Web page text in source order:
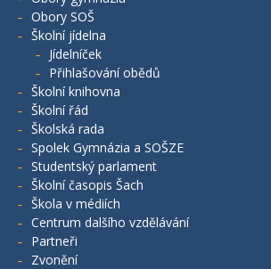
Obory SOŠ
Školní jídelna
Jídelníček
Přihlašování obědů
Školní knihovna
Školní řád
Školská rada
Spolek Gymnázia a SOŠZE
Studentský parlament
Školní časopis Šach
Škola v médiích
Centrum dalšího vzdělávání
Partneři
Zvonění